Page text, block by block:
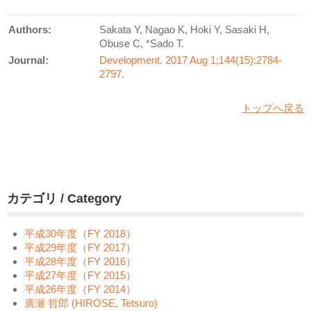
Authors:
Sakata Y, Nagao K, Hoki Y, Sasaki H,
Obuse C, *Sado T.
Journal:
Development. 2017 Aug 1;144(15):2784-
2797.
トップへ戻る
カテゴリ / Category
平成30年度（FY 2018）
平成29年度（FY 2017）
平成28年度（FY 2016）
平成27年度（FY 2015）
平成26年度（FY 2014）
廣瀬 哲郎 (HIROSE, Tetsuro)